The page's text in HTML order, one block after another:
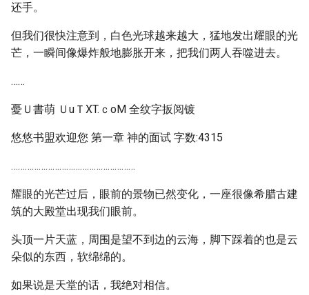
还手。
但我们很快注意到，白色光球越来越大，猛地发出耀眼的光
芒，一瞬间像爆炸般地膨胀开来，把我们两人吞噬进去。
……
憂Ｕ書萌 ＵuＴXT.ｃoM 全纹字扳阅镀
悠悠书盟欢迎您 第一章 神的面试 字数:4315
………………………………………………
耀眼的光芒过后，眼前的景物已然变化，一座很像希腊古建
筑的大殿堂出现我们眼前。
头顶一片天蓝，周围是望不到边的云海，脚下踩着的也是云
朵似的东西，软绵绵的。
如果说是天堂的话，我绝对相信。